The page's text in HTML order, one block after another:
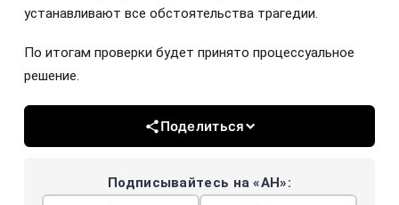
устанавливают все обстоятельства трагедии.
По итогам проверки будет принято процессуальное
решение.
Поделиться
Подписывайтесь на «АН»: